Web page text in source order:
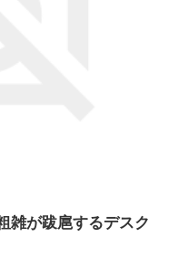
雑が跋扈するデスク